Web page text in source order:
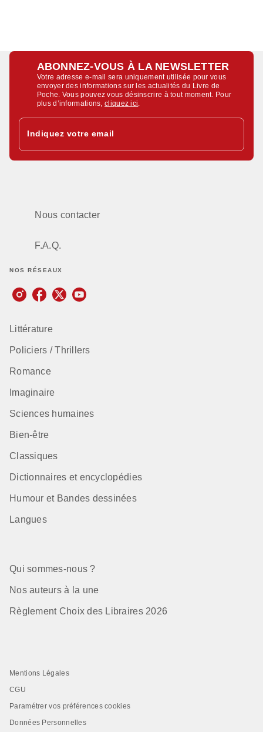
ABONNEZ-VOUS À LA NEWSLETTER
Votre adresse e-mail sera uniquement utilisée pour vous
envoyer des informations sur les actualités du Livre de
Poche. Vous pouvez vous désinscrire à tout moment. Pour
plus d’informations,cliquez ici
Indiquez votre email
Nous contacter
F.A.Q.
NOS RÉSEAUX
Littérature
Policiers / Thrillers
Romance
Imaginaire
Sciences humaines
Bien-être
Classiques
Dictionnaires et encyclopédies
Humour et Bandes dessinées
Langues
Qui sommes-nous ?
Nos auteurs à la une
Règlement Choix des Libraires 2026
Mentions Légales
CGU
Paramétrer vos préférences cookies
Données Personnelles